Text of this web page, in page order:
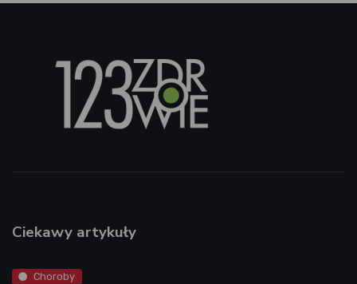
Ciekawy artykuły
Choroby